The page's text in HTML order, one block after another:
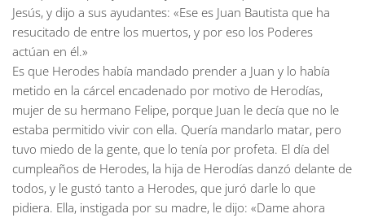
Jesús, y dijo a sus ayudantes: «Ese es Juan Bautista que ha
resucitado de entre los muertos, y por eso los Poderes
actúan en él.»
Es que Herodes había mandado prender a Juan y lo había
metido en la cárcel encadenado por motivo de Herodías,
mujer de su hermano Felipe, porque Juan le decía que no le
estaba permitido vivir con ella. Quería mandarlo matar, pero
tuvo miedo de la gente, que lo tenía por profeta. El día del
cumpleaños de Herodes, la hija de Herodías danzó delante de
todos, y le gustó tanto a Herodes, que juró darle lo que
pidiera. Ella, instigada por su madre, le dijo: «Dame ahora